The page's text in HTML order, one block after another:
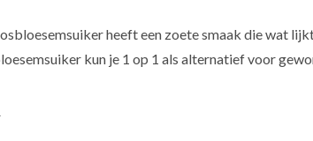
heeft een zoete smaak die wat
kun je 1 op 1 als alternatief voor